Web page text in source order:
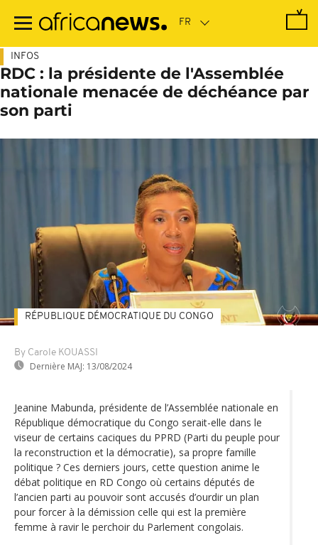
contenu
INFOS
RDC : la présidente de l'Assemblée
nationale menacée de déchéance par
son parti
By Carole KOUASSI
Dernière MAJ: 13/08/2024
RÉPUBLIQUE DÉMOCRATIQUE DU CONGO
Jeanine Mabunda, présidente de l’Assemblée nationale en
République démocratique du Congo serait-elle dans le
viseur de certains caciques du PPRD (Parti du peuple pour
la reconstruction et la démocratie), sa propre famille
politique ? Ces derniers jours, cette question anime le
débat politique en RD Congo où certains députés de
l’ancien parti au pouvoir sont accusés d’ourdir un plan
pour forcer à la démission celle qui est la première
femme à ravir le perchoir du Parlement congolais.